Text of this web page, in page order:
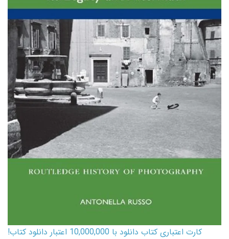
کارت اعتباری کتاب دانلود با 10,000,000 اعتبار دانلود کتاب!